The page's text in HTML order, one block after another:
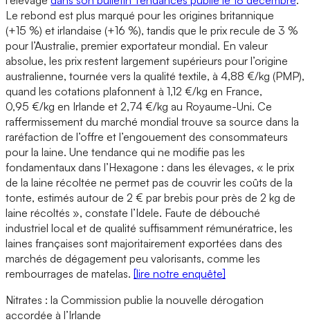
Le rebond est plus marqué pour les origines britannique
(+15 %) et irlandaise (+16 %), tandis que le prix recule de 3 %
pour l’Australie, premier exportateur mondial. En valeur
absolue, les prix restent largement supérieurs pour l’origine
australienne, tournée vers la qualité textile, à 4,88 €/kg (PMP),
quand les cotations plafonnent à 1,12 €/kg en France,
0,95 €/kg en Irlande et 2,74 €/kg au Royaume-Uni. Ce
raffermissement du marché mondial trouve sa source dans la
raréfaction de l’offre et l’engouement des consommateurs
pour la laine. Une tendance qui ne modifie pas les
fondamentaux dans l’Hexagone : dans les élevages, « le prix
de la laine récoltée ne permet pas de couvrir les coûts de la
tonte, estimés autour de 2 € par brebis pour près de 2 kg de
laine récoltés », constate l’Idele. Faute de débouché
industriel local et de qualité suffisamment rémunératrice, les
laines françaises sont majoritairement exportées dans des
marchés de dégagement peu valorisants, comme les
rembourrages de matelas. [lire notre enquête]
Nitrates : la Commission publie la nouvelle dérogation
accordée à l’Irlande